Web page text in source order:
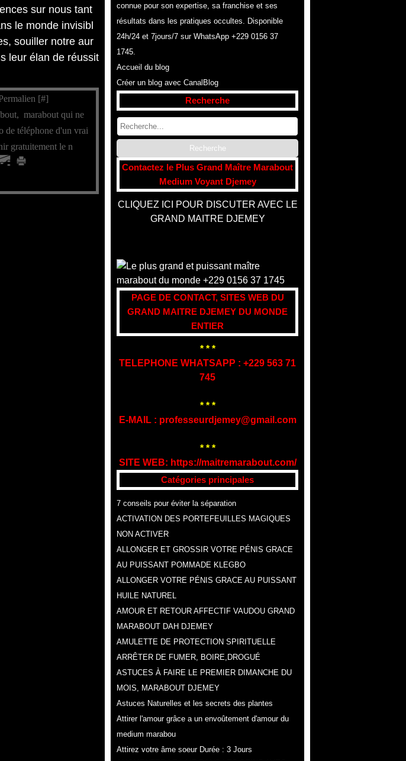
sur nous tant
le monde invisibl
souiller notre aur
leur élan de réussit
[#]
, marabout qui ne
de téléphone d'un vrai
gratuitement le n
connue pour son expertise, sa franchise et ses
résultats dans les pratiques occultes. Disponible
24h/24 et 7jours/7 sur WhatsApp +229 0156 37
1745.
Accueil du blog
Créer un blog avec CanalBlog
Recherche
Contactez le Plus Grand Maître Marabout
Medium Voyant Djemey
CLIQUEZ ICI POUR DISCUTER AVEC LE
GRAND MAITRE DJEMEY
PAGE DE CONTACT, SITES WEB DU
GRAND MAITRE DJEMEY DU MONDE
ENTIER
* * *
TELEPHONE WHATSAPP : +229 563 71
745
* * *
E-MAIL : professeurdjemey@gmail.com
* * *
SITE WEB: https://maitremarabout.com/
Catégories principales
7 conseils pour éviter la séparation
ACTIVATION DES PORTEFEUILLES MAGIQUES
NON ACTIVER
ALLONGER ET GROSSIR VOTRE PÉNIS GRACE
AU PUISSANT POMMADE KLEGBO
ALLONGER VOTRE PÉNIS GRACE AU PUISSANT
HUILE NATUREL
AMOUR ET RETOUR AFFECTIF VAUDOU GRAND
MARABOUT DAH DJEMEY
AMULETTE DE PROTECTION SPIRITUELLE
ARRÊTER DE FUMER, BOIRE,DROGUÉ
ASTUCES À FAIRE LE PREMIER DIMANCHE DU
MOIS, MARABOUT DJEMEY
Astuces Naturelles et les secrets des plantes
Attirer l'amour grâce a un envoûtement d'amour du
medium marabou
Attirez votre âme soeur Durée : 3 Jours